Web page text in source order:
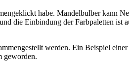
habe. Mandelbulber kann
die Einbindung der Farbpaletten ist
werden. Ein Beispiel
geworden.